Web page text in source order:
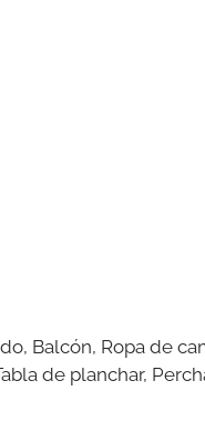
Balcón, Ropa de
de planchar,